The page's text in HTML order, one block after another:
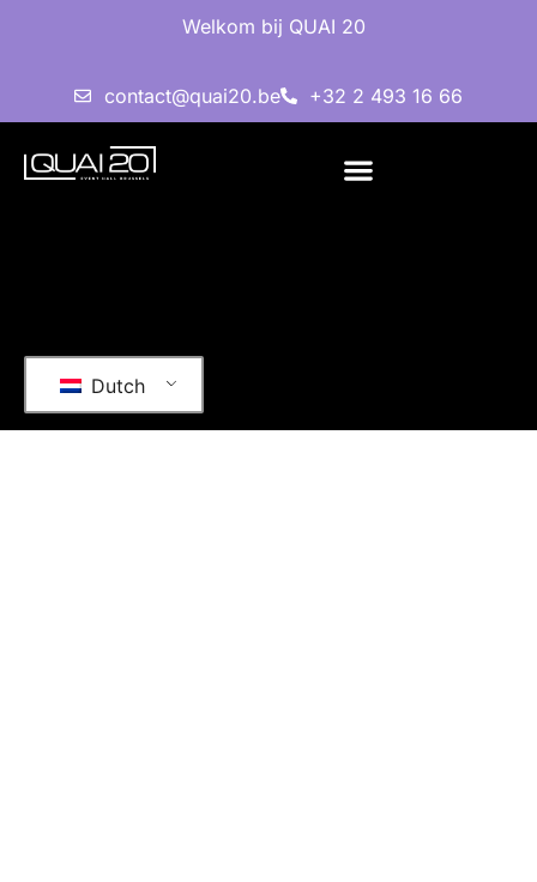
Welkom bij QUAI 20
contact@quai20.be +32 2 493 16 66
Dutch